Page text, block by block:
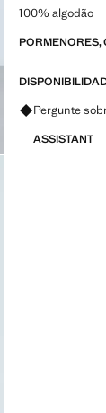
100% algodão
PORMENORES,
Pergunte
ASSISTANT